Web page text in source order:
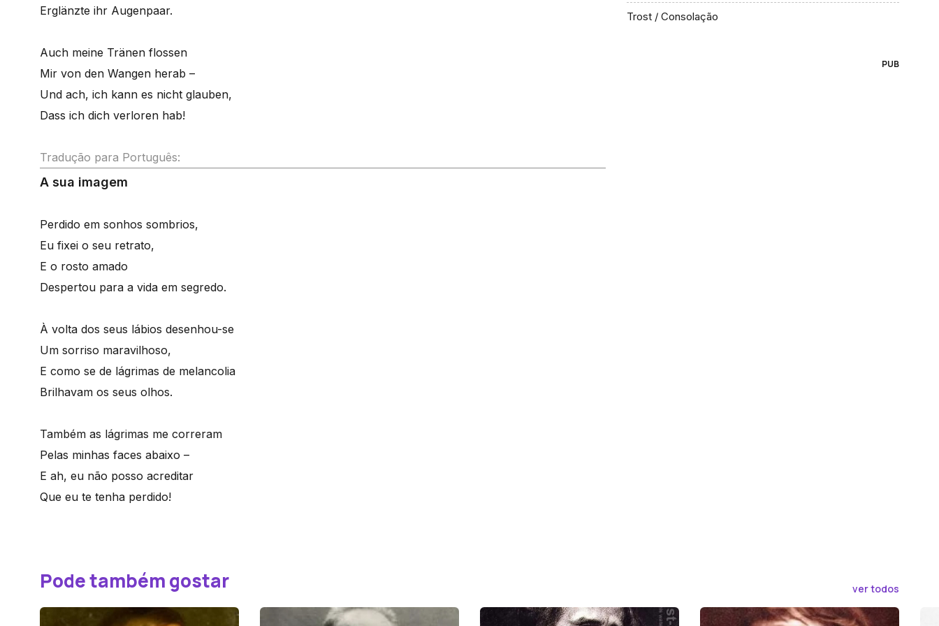
Erglänzte ihr Augenpaar.
Auch meine Tränen flossen
Mir von den Wangen herab –
Und ach, ich kann es nicht glauben,
Dass ich dich verloren hab!
Tradução para Português:
A sua imagem
Perdido em sonhos sombrios,
Eu fixei o seu retrato,
E o rosto amado
Despertou para a vida em segredo.
À volta dos seus lábios desenhou-se
Um sorriso maravilhoso,
E como se de lágrimas de melancolia
Brilhavam os seus olhos.
Também as lágrimas me correram
Pelas minhas faces abaixo –
E ah, eu não posso acreditar
Que eu te tenha perdido!
Trost / Consolação
PUB
Pode também gostar ver todos